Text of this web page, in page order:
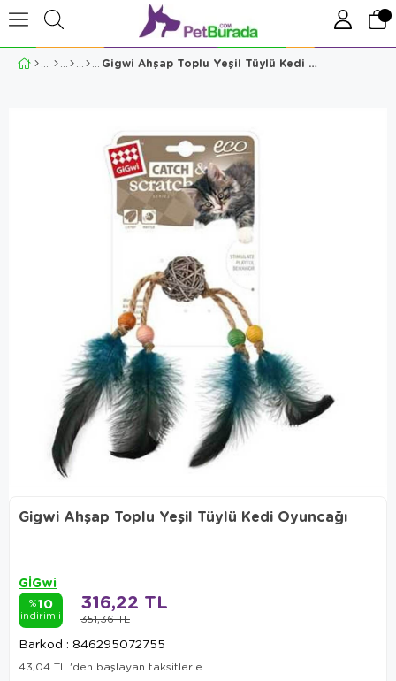
Gigwi Ahşap Toplu Yeşil Tüylü Kedi Oyuncağı
Gigwi Ahşap Toplu Yeşil Tüylü Kedi Oyuncağı
GİGwi
%10
indirimli 351,36 TL
316,22 TL
Barkod : 846295072755
43,04 TL 'den başlayan taksitlerle